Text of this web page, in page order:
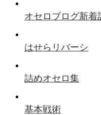
オセロブログ新着
はせらリバーシ
詰めオセロ集
基本戦術